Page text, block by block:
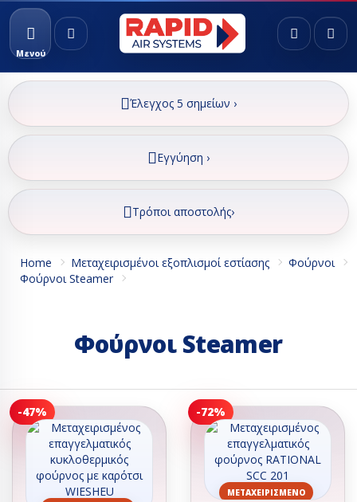
Μενού
Έλεγχος 5 σημείων ›
Εγγύηση ›
Τρόποι αποστολής›
Home Μεταχειρισμένοι εξοπλισμοί εστίασης
Φούρνοι
Φούρνοι Steamer
Φούρνοι Steamer
-47% -72%
ΜΕΤΑΧΕΙΡΙΣΜΈΝΟ